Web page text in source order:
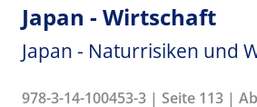
Japan - Wirtschaft
Japan - Naturrisiken und
978-3-14-100453-3 | Seite 113 |